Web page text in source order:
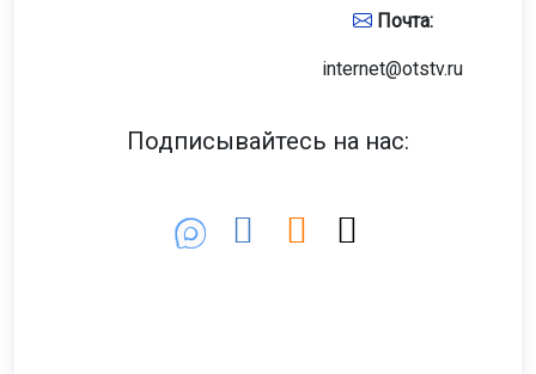
Почта:
internet@otstv.ru
Подписывайтесь на нас: